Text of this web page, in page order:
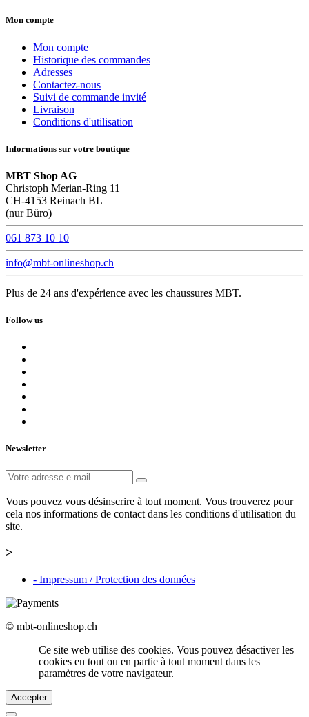
Mon compte
Mon compte
Historique des commandes
Adresses
Contactez-nous
Suivi de commande invité
Livraison
Conditions d'utilisation
Informations sur votre boutique
MBT Shop AG
Christoph Merian-Ring 11
CH-4153 Reinach BL
(nur Büro)
061 873 10 10
info@mbt-onlineshop.ch
Plus de 24 ans d'expérience avec les chaussures MBT.
Follow us
Newsletter
Vous pouvez vous désinscrire à tout moment. Vous trouverez pour
cela nos informations de contact dans les conditions d'utilisation du
site.
>
- Impressum / Protection des données
© mbt-onlineshop.ch
Ce site web utilise des cookies. Vous pouvez désactiver les
cookies en tout ou en partie à tout moment dans les
paramètres de votre navigateur.
Accepter